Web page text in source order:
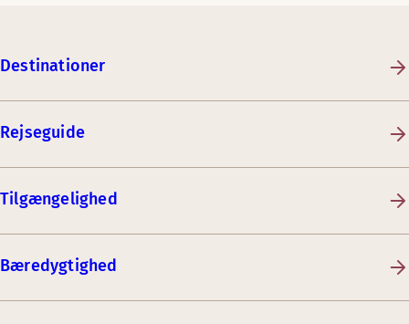
Destinationer
Rejseguide
Tilgængelighed
Bæredygtighed